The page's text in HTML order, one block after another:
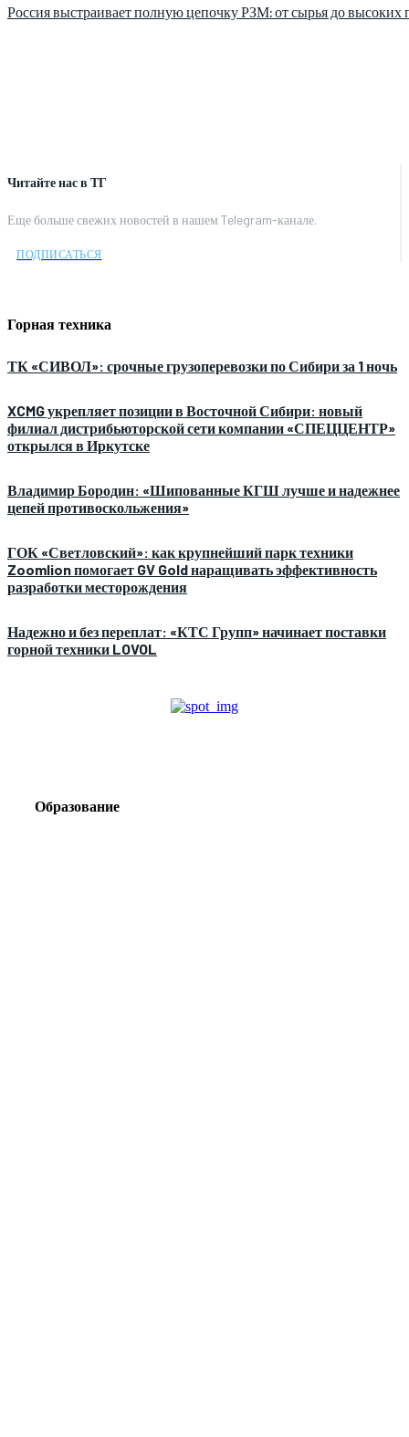
Читайте нас в ТГ
Еще больше свежих новостей в нашем Telegram-канале.
ПОДПИСАТЬСЯ
Горная техника
ТК «СИВОЛ»: срочные грузоперевозки по Сибири за 1 ночь
XCMG укрепляет позиции в Восточной Сибири: новый
филиал дистрибьюторской сети компании «СПЕЦЦЕНТР»
открылся в Иркутске
Владимир Бородин: «Шипованные КГШ лучше и надежнее
цепей противоскольжения»
ГОК «Светловский»: как крупнейший парк техники
Zoomlion помогает GV Gold наращивать эффективность
разработки месторождения
Надежно и без переплат: «КТС Групп» начинает поставки
горной техники LOVOL
Образование
Россия выстраивает полную цепочку РЗМ: от сырья до высоких